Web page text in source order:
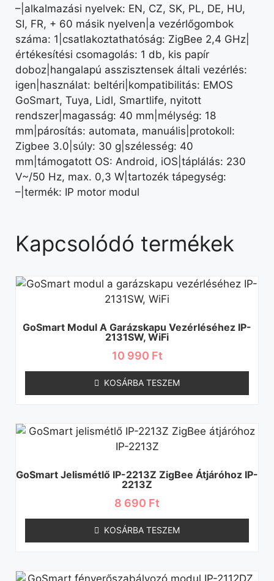
–|alkalmazási nyelvek: EN, CZ, SK, PL, DE, HU,
SI, FR, + 60 másik nyelven|a vezérlőgombok
száma: 1|csatlakoztathatóság: ZigBee 2,4 GHz|
értékesítési csomagolás: 1 db, kis papír
doboz|hangalapú asszisztensek általi vezérlés:
igen|használat: beltéri|kompatibilitás: EMOS
GoSmart, Tuya, Lidl, Smartlife, nyitott
rendszer|magasság: 40 mm|mélység: 18
mm|párosítás: automata, manuális|protokoll:
Zigbee 3.0|súly: 30 g|szélesség: 40
mm|támogatott OS: Android, iOS|táplálás: 230
V~/50 Hz, max. 0,3 W|tartozék tápegység:
–|termék: IP motor modul
Kapcsolódó termékek
GoSmart Modul A Garázskapu Vezérléséhez IP-
2131SW, WiFi
10 990 Ft
KOSÁRBA TESZEM
GoSmart Jelismétlő IP-2213Z ZigBee Átjáróhoz IP-
2213Z
8 690 Ft
KOSÁRBA TESZEM